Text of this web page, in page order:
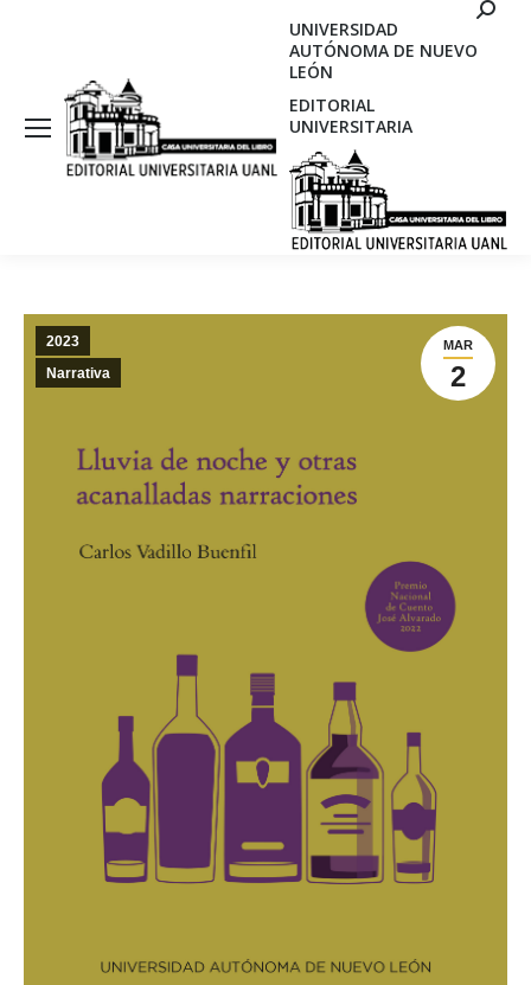
UNIVERSIDAD
AUTÓNOMA DE NUEVO
LEÓN
EDITORIAL
UNIVERSITARIA
MAR
2
2023
Narrativa